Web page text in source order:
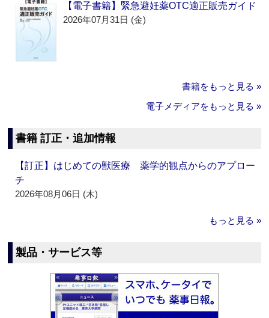
【電子書籍】緊急避妊薬OTC適正販売ガイド
2026年07月31日 (金)
書籍をもっと見る »
電子メディアをもっと見る »
書籍 訂正・追加情報
【訂正】はじめての獣医療 薬学的観点からのアプロー
チ
2026年08月06日 (木)
もっと見る »
製品・サービス等